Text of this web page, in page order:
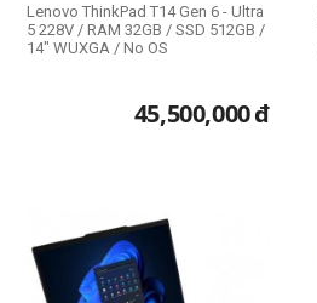
Lenovo ThinkPad T14 Gen 6 - Ultra
5 228V / RAM 32GB / SSD 512GB /
14" WUXGA / No OS
45,500,000đ